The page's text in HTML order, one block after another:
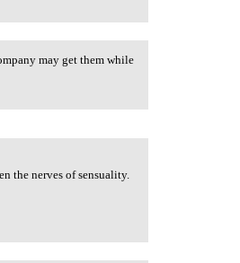
may get them while
the nerves of sensuality.